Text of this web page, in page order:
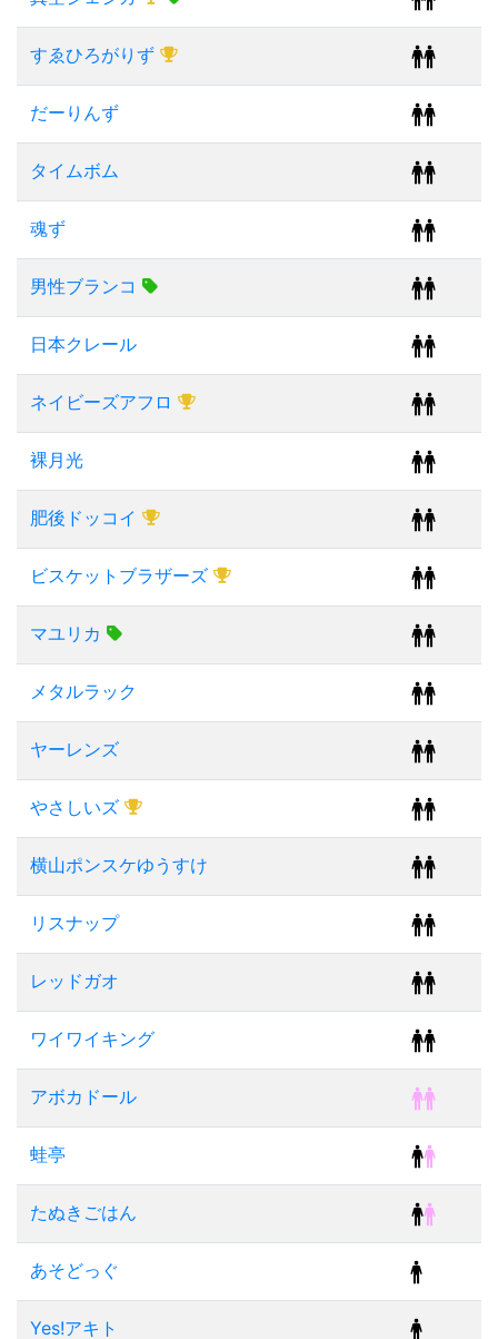
すゑひろがりず
だーりんず
タイムボム
魂ず
男性ブランコ
日本クレール
ネイビーズアフロ
裸月光
肥後ドッコイ
ビスケットブラザーズ
マユリカ
メタルラック
ヤーレンズ
やさしいズ
横山ポンスケゆうすけ
リスナップ
レッドガオ
ワイワイキング
アボカドール
蛙亭
たぬきごはん
あそどっぐ
Yes!アキト